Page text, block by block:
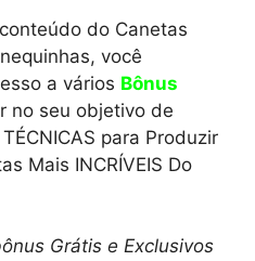
do Canetas
você
a vários Bônus
no seu objetivo de
para Produzir
Mais INCRÍVEIS Do
Grátis e Exclusivos